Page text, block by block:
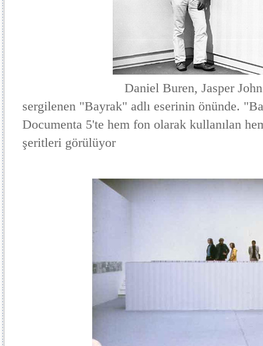
Daniel Buren, Jasper Johns'un
sergilenen "Bayrak" adlı eserinin önünde.
Documenta 5'te hem fon olarak kullanılan
şeritleri görülüyor